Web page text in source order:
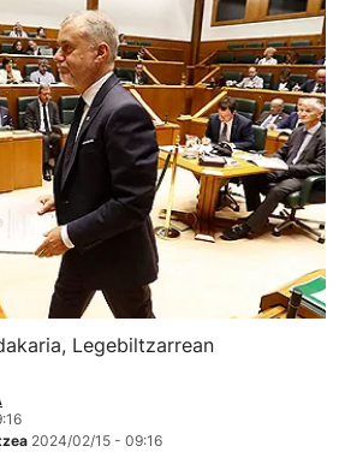
Legebiltzarrean
2024/02/15 - 09:16